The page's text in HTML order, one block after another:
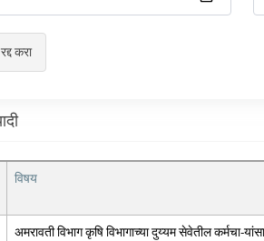
विषय
अमरावती विभाग कृषि विभागाच्या दुय्यम सेवेतील कर्मचा-